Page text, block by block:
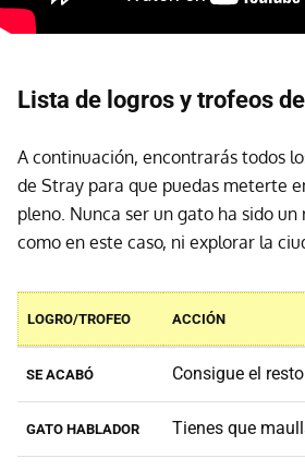
Lista de logros y trofeos
A continuación, encontrarás todos
de Stray para que puedas meterte
pleno. Nunca ser un gato ha sido
como en este caso, ni explorar la
LOGRO/TROFEO ACCIÓN
SE ACABÓ Consigue el
GATO HABLADOR Tienes que